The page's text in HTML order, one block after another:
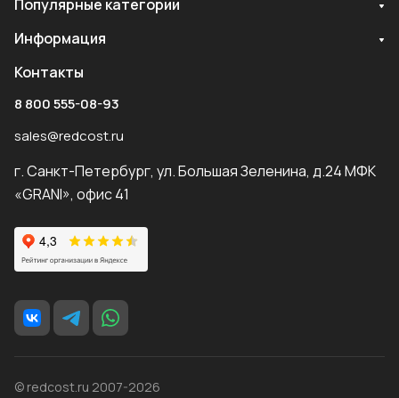
Популярные категории
Информация
Контакты
8 800 555-08-93
sales@redcost.ru
г. Санкт-Петербург, ул. Большая Зеленина, д.24 МФК
«GRANI», офис 41
© redcost.ru 2007-2026